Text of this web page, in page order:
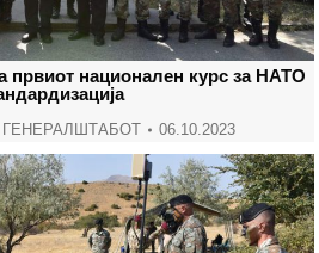
првиот национален курс за НАТО
06.10.2023